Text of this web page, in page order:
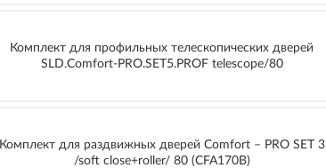
Комплект для профильных телескопических дверей
SLD.Comfort-PRO.SET5.PROF telescope/80
Комплект для раздвижных дверей Comfort – PRO SET 3
/soft close+roller/ 80 (CFA170B)